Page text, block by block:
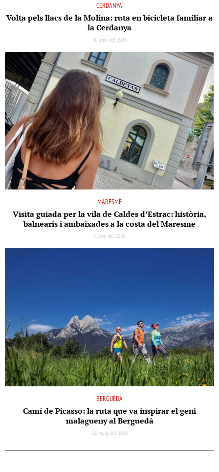
CERDANYA
Volta pels llacs de la Molina: ruta en bicicleta familiar a
la Cerdanya
30 juny del 2026
MARESME
Visita guiada per la vila de Caldes d’Estrac: història,
balnearis i ambaixades a la costa del Maresme
5 juny del 2026
BERGUEDÀ
Camí de Picasso: la ruta que va inspirar el geni
malagueny al Berguedà
18 maig del 2026